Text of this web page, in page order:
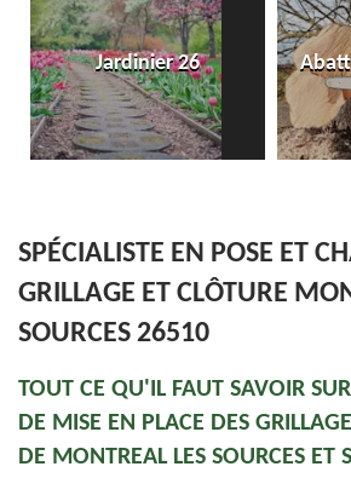
Jardinier 26
SPÉCIALISTE EN POSE ET
GRILLAGE ET CLÔTURE
SOURCES 26510
TOUT CE QU'IL FAUT SAVOIR
DE MISE EN PLACE DES
DE MONTREAL LES SOURCES ET